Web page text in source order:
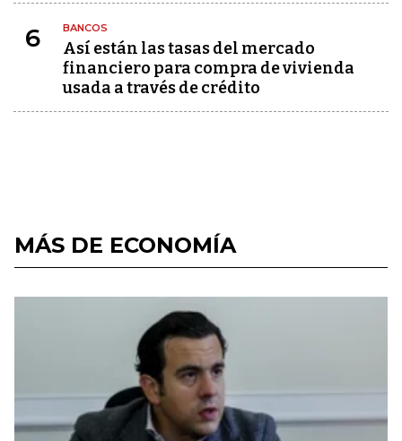
6 BANCOS
Así están las tasas del mercado
financiero para compra de vivienda
usada a través de crédito
MÁS DE ECONOMÍA